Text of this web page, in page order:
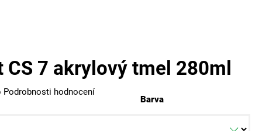
CS 7 akrylový tmel 280ml
Podrobnosti hodnocení
Barva